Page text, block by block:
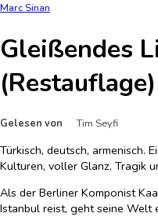
Marc Sinan
Gleißendes
(Restauflage)
Gelesen von Tim Seyfi
Türkisch, deutsch, armenisch.
Kulturen, voller Glanz, Tragik
Als der Berliner Komponist
Istanbul reist, geht seine